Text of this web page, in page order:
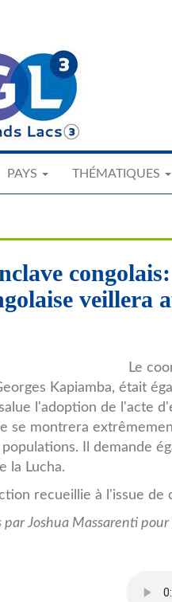
PAYS THÉMATIQUES
veillera
Le
Kapiamba, était
l'adoption de l'acte
se montrera
Il demande
la Lucha.
recueillie à l'issue de
par Joshua Massarenti